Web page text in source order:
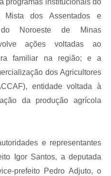
programas institucionais do
Mista dos Assentados e
do Noroeste de Minas
ações voltadas ao
familiar na região; e a
dos Agricultores
entidade voltada à
da produção agrícola
e representantes
Igor Santos, a deputada
prefeito Pedro Adjuto, o